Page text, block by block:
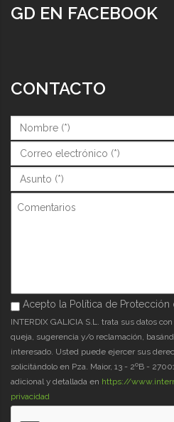
GD EN FACEBOOK
CONTACTO
Nombre (*)*
Correo (*)*
Asunto (*)*
Comentarios
Acepto la Política de Protección
Acepto la Política de Protección
INTERDIX GALICIA S.L. trata sus datos
queja, sugerencia y/o reclamación,
interesado. Usted puede ejercer sus
solicitándolo en Pza. Maior, 13 - 2ºB -
adicional y detallada en https://
privacidad